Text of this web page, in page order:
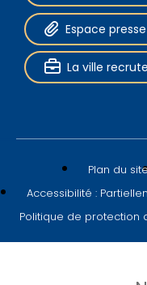
Espace presse
La ville recrute
Plan du site
Accessibilité :
Politique de protection